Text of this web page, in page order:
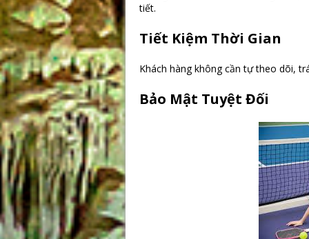
tiết.
Tiết Kiệm Thời Gian
Khách hàng không cần tự theo dõi,
Bảo Mật Tuyệt Đối